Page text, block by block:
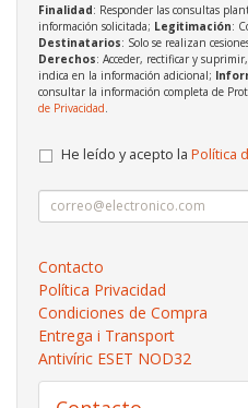
Finalidad: Responder las consultas
información solicitada; Legitimación:
Destinatarios: Solo se realizan
Derechos: Acceder, rectificar y
indica en la información adicional;
consultar la información completa de
de Privacidad
He leído y acepto la Política
Contacto
Política Privacidad
Condiciones de Compra
Entrega i Transport
Antivíric ESET NOD32